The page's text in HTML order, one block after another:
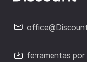
ferramentas por